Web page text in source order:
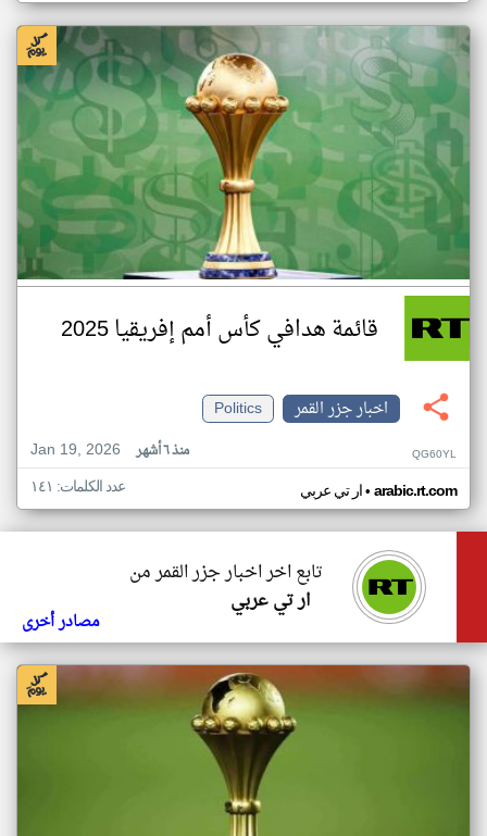
قائمة هدافي كأس أمم إفريقيا 2025
اخبار جزر القمر
Politics
Jan 19, 2026
منذ ٦ أشهر QG60YL
ار تي عربي• arabic.rt.com عدد الكلمات: ١٤١
تابع اخر اخبار جزر القمر من
ار تي عربي
مصادر أخرى